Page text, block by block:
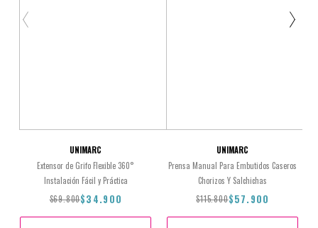
UNIMARC
Extensor de Grifo Flexible 360°
Instalación Fácil y Práctica
$69.800$34.900
UNIMARC
Prensa Manual Para Embutidos Caseros
Chorizos Y Salchichas
$115.800$57.900